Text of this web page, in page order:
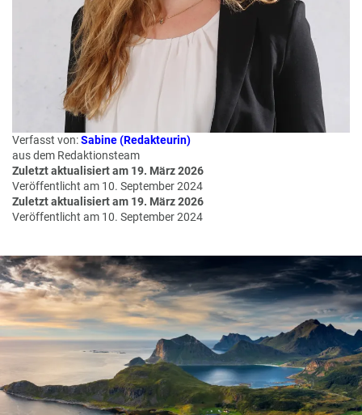
P
a
Y
B
A
C
n
s
pr
o
gr
m
m
Verfasst von:Sabine (Redakteurin)
aus dem Redaktionsteam
Zuletzt aktualisiert am 19. März 2026
Veröffentlicht am 10. September 2024
Zuletzt aktualisiert am 19. März 2026
Veröffentlicht am 10. September 2024